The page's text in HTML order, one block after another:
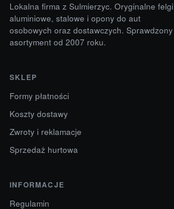
Lokalna firma z Sulmierzyc. Oryginalne felgi
aluminiowe, stalowe i opony do aut
osobowych oraz dostawczych. Sprawdzony
asortyment od 2007 roku.
SKLEP
Formy płatności
Koszty dostawy
Zwroty i reklamacje
Sprzedaż hurtowa
INFORMACJE
Regulamin